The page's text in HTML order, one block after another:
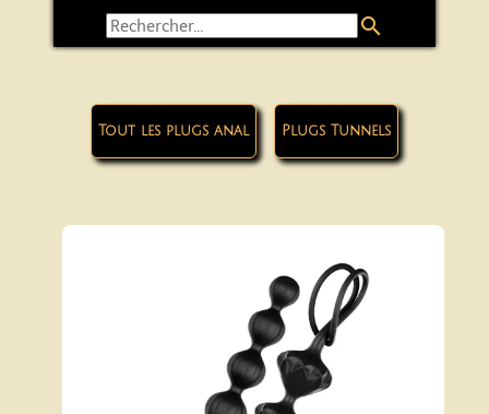
search
Tout les plugs anal Plugs Tunnels